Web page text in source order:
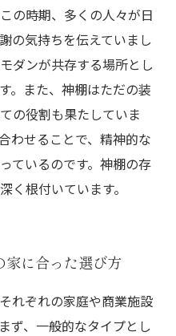
の時期、多くの人々が日
の気持ちを伝えていまし
ダンが共存する場所とし
。また、神棚はただの装
の役割も果たしていま
わせることで、精神的な
ているのです。神棚の存
く根付いています。
家に合った選び方
れぞれの家庭や商業施設
ず、一般的なタイプとし